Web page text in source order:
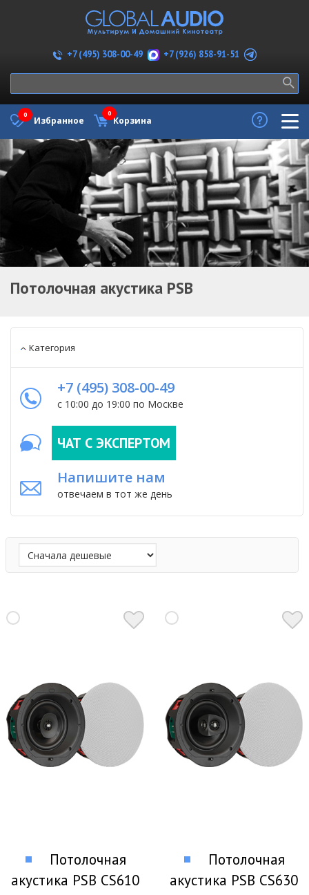
+7 (495) 308-00-49 +7 (926) 858-91-51
Избранное
0
Корзина
0
Потолочная акустика PSB
Категория
+7 (495) 308-00-49
с 10:00 до 19:00 по Москве
ЧАТ С ЭКСПЕРТОМ
Напишите нам
отвечаем в тот же день
Потолочная
акустика PSB CS610
Потолочная
акустика PSB CS630